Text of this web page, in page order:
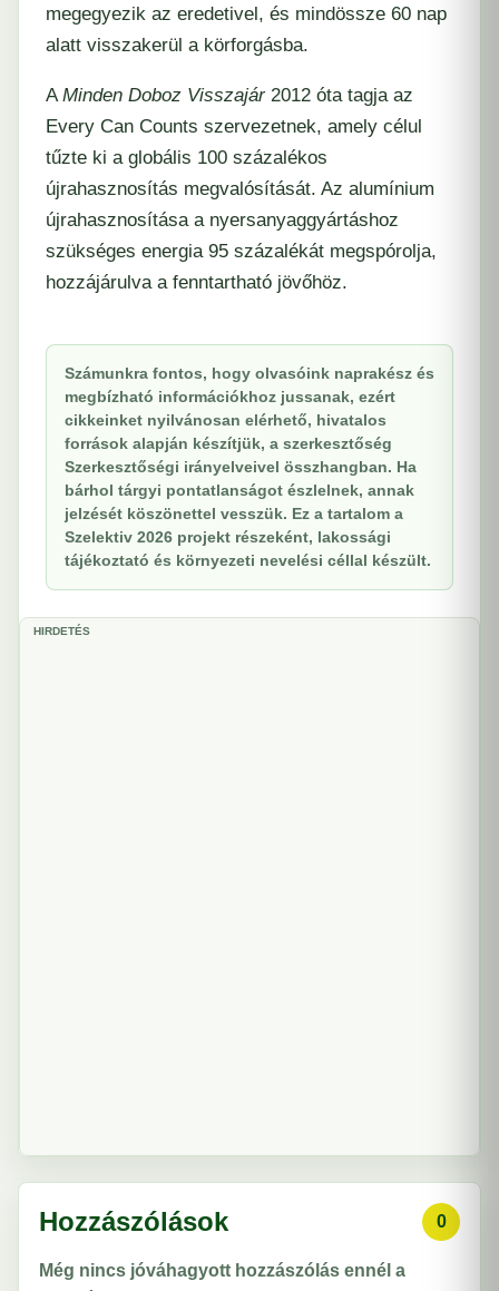
megegyezik az eredetivel, és mindössze 60 nap
alatt visszakerül a körforgásba.
A Minden Doboz Visszajár2012 óta tagja az
Every Can Counts szervezetnek, amely célul
tűzte ki a globális 100 százalékos
újrahasznosítás megvalósítását. Az alumínium
újrahasznosítása a nyersanyaggyártáshoz
szükséges energia 95 százalékát megspórolja,
hozzájárulva a fenntartható jövőhöz.
Számunkra fontos, hogy olvasóink naprakész és
megbízható információkhoz jussanak, ezért
cikkeinket nyilvánosan elérhető, hivatalos
források alapján készítjük, a szerkesztőség
Szerkesztőségi irányelveivel összhangban. Ha
bárhol tárgyi pontatlanságot észlelnek, annak
jelzését köszönettel vesszük. Ez a tartalom a
Szelektiv 2026 projekt részeként, lakossági
tájékoztató és környezeti nevelési céllal készült.
HIRDETÉS
Hozzászólások 0
Még nincs jóváhagyott hozzászólás ennél a